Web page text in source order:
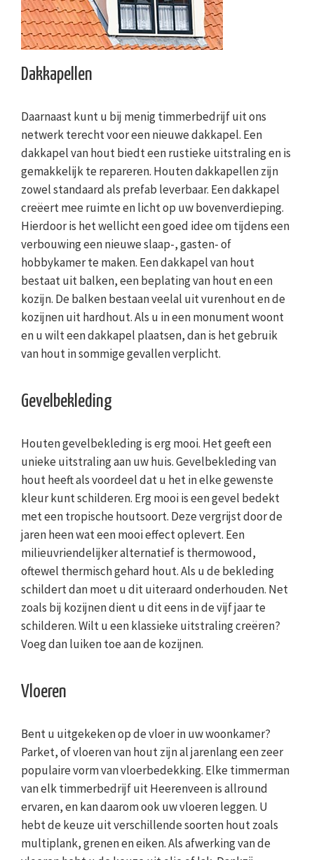
Dakkapellen
Daarnaast kunt u bij menig timmerbedrijf uit ons
netwerk terecht voor een nieuwe dakkapel. Een
dakkapel van hout biedt een rustieke uitstraling en is
gemakkelijk te repareren. Houten dakkapellen zijn
zowel standaard als prefab leverbaar. Een dakkapel
creëert mee ruimte en licht op uw bovenverdieping.
Hierdoor is het wellicht een goed idee om tijdens een
verbouwing een nieuwe slaap-, gasten- of
hobbykamer te maken. Een dakkapel van hout
bestaat uit balken, een beplating van hout en een
kozijn. De balken bestaan veelal uit vurenhout en de
kozijnen uit hardhout. Als u in een monument woont
en u wilt een dakkapel plaatsen, dan is het gebruik
van hout in sommige gevallen verplicht.
Gevelbekleding
Houten gevelbekleding is erg mooi. Het geeft een
unieke uitstraling aan uw huis. Gevelbekleding van
hout heeft als voordeel dat u het in elke gewenste
kleur kunt schilderen. Erg mooi is een gevel bedekt
met een tropische houtsoort. Deze vergrijst door de
jaren heen wat een mooi effect oplevert. Een
milieuvriendelijker alternatief is thermowood,
oftewel thermisch gehard hout. Als u de bekleding
schildert dan moet u dit uiteraard onderhouden. Net
zoals bij kozijnen dient u dit eens in de vijf jaar te
schilderen. Wilt u een klassieke uitstraling creëren?
Voeg dan luiken toe aan de kozijnen.
Vloeren
Bent u uitgekeken op de vloer in uw woonkamer?
Parket, of vloeren van hout zijn al jarenlang een zeer
populaire vorm van vloerbedekking. Elke timmerman
van elk timmerbedrijf uit Heerenveen is allround
ervaren, en kan daarom ook uw vloeren leggen. U
hebt de keuze uit verschillende soorten hout zoals
multiplank, grenen en eiken. Als afwerking van de